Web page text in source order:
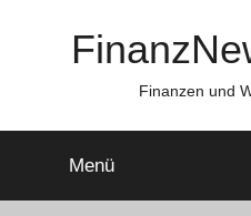
Finanzen und
Menü